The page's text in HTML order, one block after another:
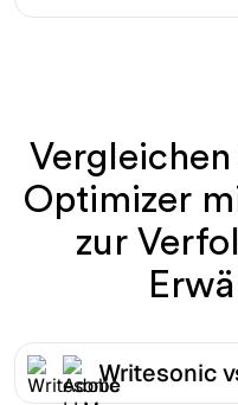
Optimizer
zur
Writesonic